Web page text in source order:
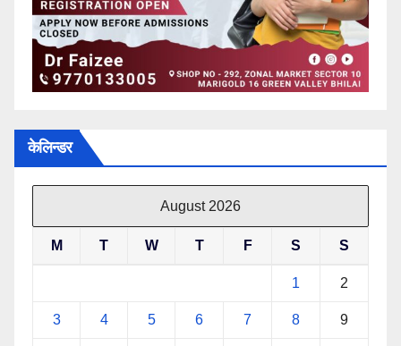
केलिन्डर
August 2026
M T W T F S S
1 2
3 4 5 6 7 8 9